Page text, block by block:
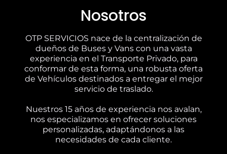
Nosotros
OTP SERVICIOS nace de la centralización de
dueños de Buses y Vans con una vasta
experiencia en el Transporte Privado, para
conformar de esta forma, una robusta oferta
de Vehículos destinados a entregar el mejor
servicio de traslado.
Nuestros 15 años de experiencia nos avalan,
nos especializamos en ofrecer soluciones
personalizadas, adaptándonos a las
necesidades de cada cliente.